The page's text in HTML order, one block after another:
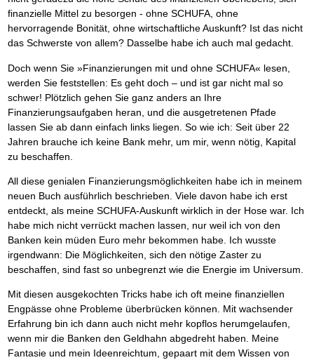
finanzielle Mittel zu besorgen - ohne SCHUFA, ohne
hervorragende Bonität, ohne wirtschaftliche Auskunft? Ist das nicht
das Schwerste von allem? Dasselbe habe ich auch mal gedacht.
Doch wenn Sie »Finanzierungen mit und ohne SCHUFA« lesen,
werden Sie feststellen: Es geht doch – und ist gar nicht mal so
schwer! Plötzlich gehen Sie ganz anders an Ihre
Finanzierungsaufgaben heran, und die ausgetretenen Pfade
lassen Sie ab dann einfach links liegen. So wie ich: Seit über 22
Jahren brauche ich keine Bank mehr, um mir, wenn nötig, Kapital
zu beschaffen.
All diese genialen Finanzierungsmöglichkeiten habe ich in meinem
neuen Buch ausführlich beschrieben. Viele davon habe ich erst
entdeckt, als meine SCHUFA-Auskunft wirklich in der Hose war. Ich
habe mich nicht verrückt machen lassen, nur weil ich von den
Banken kein müden Euro mehr bekommen habe. Ich wusste
irgendwann: Die Möglichkeiten, sich den nötige Zaster zu
beschaffen, sind fast so unbegrenzt wie die Energie im Universum.
Mit diesen ausgekochten Tricks habe ich oft meine finanziellen
Engpässe ohne Probleme überbrücken können. Mit wachsender
Erfahrung bin ich dann auch nicht mehr kopflos herumgelaufen,
wenn mir die Banken den Geldhahn abgedreht haben. Meine
Fantasie und mein Ideenreichtum, gepaart mit dem Wissen von